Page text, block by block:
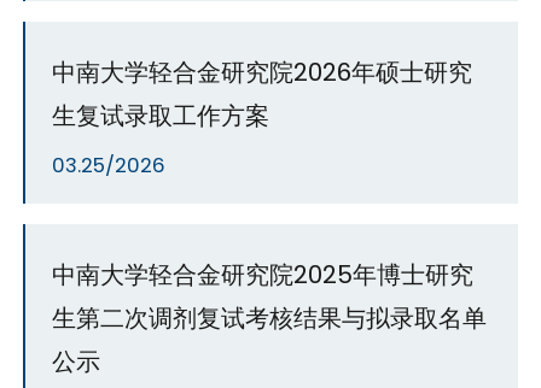
中南大学轻合金研究院2026年硕士研究
生复试录取工作方案
03.25/2026
中南大学轻合金研究院2025年博士研究
生第二次调剂复试考核结果与拟录取名单
公示